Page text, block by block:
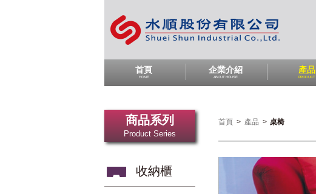
首頁
HOME
企業介紹
ABOUT HOUSE
產品
PRODUCT
商品系列
Product Series
收納櫃
首頁 > 產品 > 桌椅